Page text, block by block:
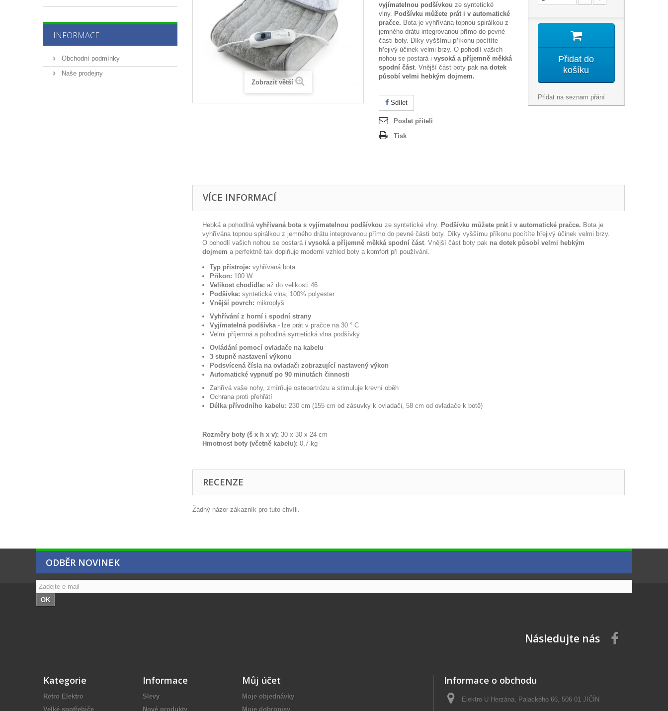
INFORMACE
Obchodní podmínky
Naše prodejny
Zobrazit větší
vyjímatelnou podšívkou ze syntetické
vlny. Podšívku můžete prát i v automatické
pračce. Bota je vyhřívána topnou spirálkou z
jemného drátu integrovanou přímo do pevné
části boty. Díky vyššímu příkonu pocítíte
hřejivý účinek velmi brzy. O pohodlí vašich
nohou se postará i vysoká a příjemně měkká
spodní část. Vnější část boty pak na dotek
působí velmi hebkým dojmem.
Sdílet
Poslat příteli
Tisk
Přidat do
košíku
Přidat na seznam přání
VÍCE INFORMACÍ
Hebká a pohodlná vyhřívaná bota s vyjímatelnou podšívkou ze syntetické vlny. Podšívku můžete prát i v automatické pračce. Bota je
vyhřívána topnou spirálkou z jemného drátu integrovanou přímo do pevné části boty. Díky vyššímu příkonu pocítíte hřejivý účinek velmi brzy.
O pohodlí vašich nohou se postará i vysoká a příjemně měkká spodní část. Vnější část boty pak na dotek působí velmi hebkým
dojmem a perfektně tak doplňuje moderní vzhled boty a komfort při používání.
Typ přístroje: vyhřívaná bota
Příkon: 100 W
Velikost chodidla: až do velikosti 46
Podšívka: syntetická vlna, 100% polyester
Vnější povrch: mikroplyš
Vyhřívání z horní i spodní strany
Vyjímatelná podšívka - lze prát v pračce na 30 ° C
Velmi příjemná a pohodlná syntetická vlna podšívky
Ovládání pomocí ovladače na kabelu
3 stupně nastavení výkonu
Podsvícená čísla na ovladači zobrazující nastavený výkon
Automatické vypnutí po 90 minutách činnosti
Zahřívá vaše nohy, zmírňuje osteoartrózu a stimuluje krevní oběh
Ochrana proti přehřátí
Délka přívodního kabelu: 230 cm (155 cm od zásuvky k ovladači, 58 cm od ovladače k botě)
Rozměry boty (š x h x v): 30 x 30 x 24 cm
Hmotnost boty (včetně kabelu): 0,7 kg
RECENZE
Žádný názor zákazník pro tuto chvíli.
ODBĚR NOVINEK
OK
Následujte nás
Kategorie
Retro Elektro
Velké spotřebiče
Informace
Slevy
Nové produkty
Můj účet
Moje objednávky
Moje dobropisy
Informace o obchodu
Elektro U Herzána, Palackého 66, 506 01 JIČÍN